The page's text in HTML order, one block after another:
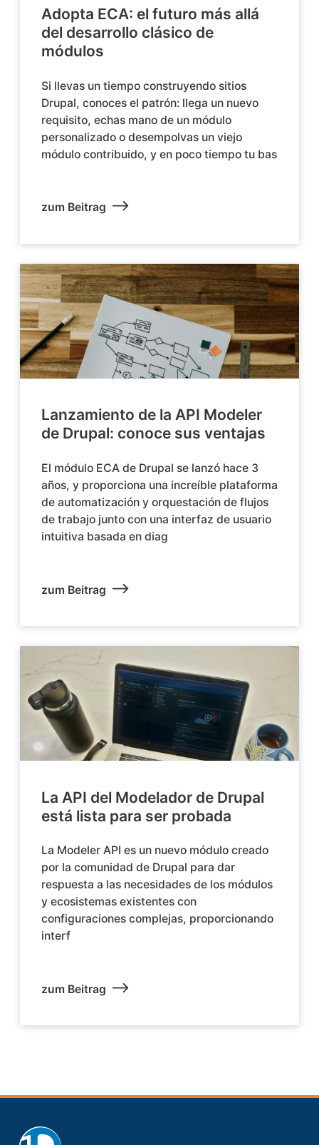
Adopta ECA: el futuro más allá
del desarrollo clásico de
módulos
Si llevas un tiempo construyendo sitios
Drupal, conoces el patrón: llega un nuevo
requisito, echas mano de un módulo
personalizado o desempolvas un viejo
módulo contribuido, y en poco tiempo tu bas
zum Beitrag
Lanzamiento de la API Modeler
de Drupal: conoce sus ventajas
El módulo ECA de Drupal se lanzó hace 3
años, y proporciona una increíble plataforma
de automatización y orquestación de flujos
de trabajo junto con una interfaz de usuario
intuitiva basada en diag
zum Beitrag
La API del Modelador de Drupal
está lista para ser probada
La Modeler API es un nuevo módulo creado
por la comunidad de Drupal para dar
respuesta a las necesidades de los módulos
y ecosistemas existentes con
configuraciones complejas, proporcionando
interf
zum Beitrag